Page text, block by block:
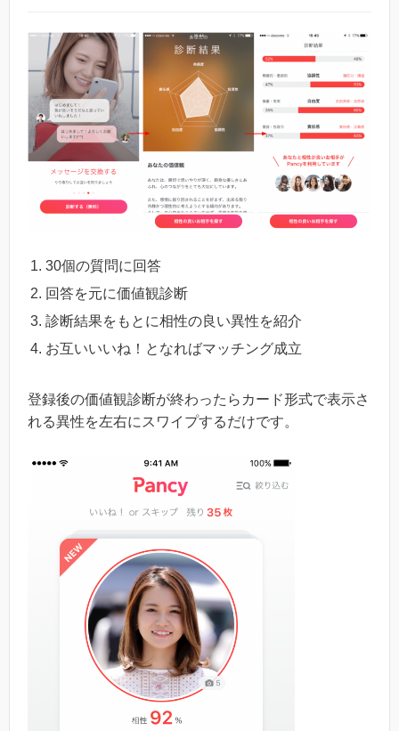
30個の質問に回答
回答を元に価値観診断
診断結果をもとに相性の良い異性を紹介
お互いいいね！となればマッチング成立
登録後の価値観診断が終わったらカード形式で表示さ
れる異性を左右にスワイプするだけです。